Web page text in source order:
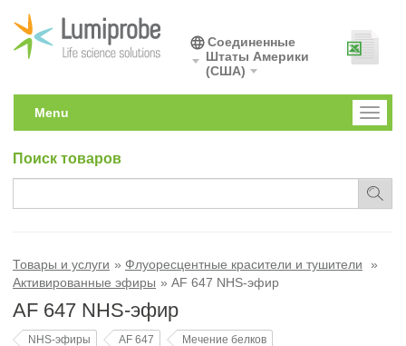
Соединенные
Штаты Америки
(США)
Toggle
Menu
Поиск товаров
Товары и услуги
Флуоресцентные красители и тушители
Активированные эфиры
AF 647 NHS-эфир
AF 647 NHS-эфир
NHS-эфиры AF 647 Мечение белков